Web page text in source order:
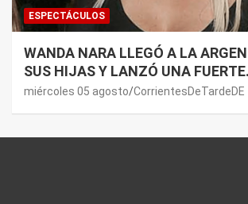
ESPECTÁCULOS
WANDA NARA LLEGÓ A LA
SUS HIJAS Y LANZÓ UNA FUERTE
PREMONICIÓN SOBRE MAURO
miércoles 05 agosto CorrientesDeTardeDE